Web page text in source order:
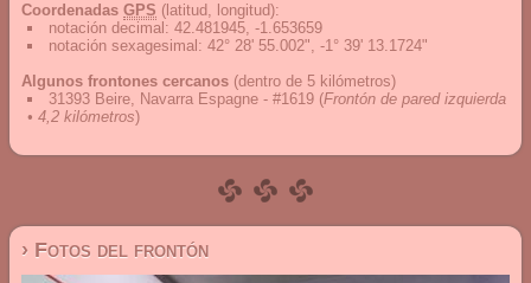
Coordenadas GPS (latitud, longitud):
notación decimal : 42.481945, -1.653659
notación sexagesimal : 42° 28' 55.002", -1° 39' 13.1724"
Algunos frontones cercanos (dentro de 5 kilómetros)
31393 Beire, Navarra Espagne - #1619 (Frontón de pared izquierda
• 4,2 kilómetros)
› Fotos del frontón